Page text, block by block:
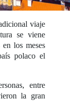
viaje
se viene
los meses
polaco el
entre
la gran